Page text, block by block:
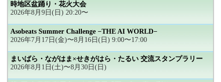
時地区盆踊り・花火大会
2026年8月9日(日) 20:20〜
Asobeats Summer Challenge −THE AI WORLD−
2026年7月17日(金)〜8月16日(日) 9:00〜17:00
まいばら・ながはま×せきがはら・たるい 交流スタンプラリー
2026年8月1日(土)〜8月30日(日)